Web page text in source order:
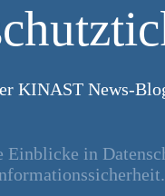
KINAST News-
in